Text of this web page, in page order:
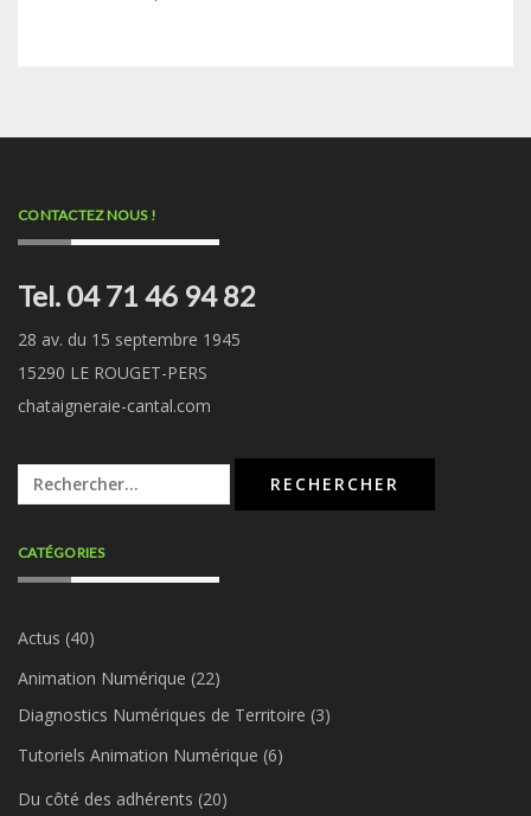
CONTACTEZ NOUS !
Tel. 04 71 46 94 82
28 av. du 15 septembre 1945
15290 LE ROUGET-PERS
chataigneraie-cantal.com
Rechercher :
CATÉGORIES
Actus (40)
Animation Numérique (22)
Diagnostics Numériques de Territoire (3)
Tutoriels Animation Numérique (6)
Du côté des adhérents (20)